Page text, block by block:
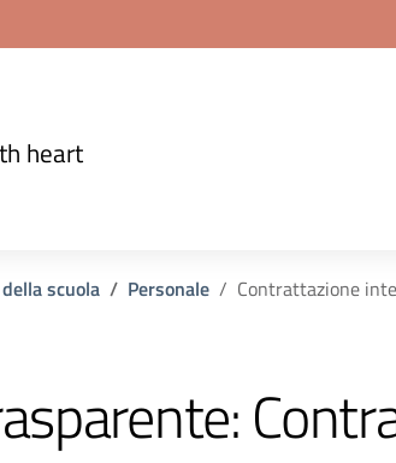
heart
scuola Personale Contrattazione